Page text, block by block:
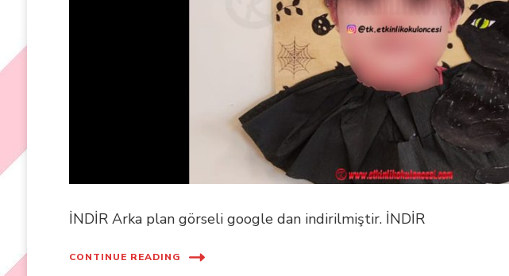
İNDİR Arka plan görseli google dan indirilmiştir. İNDİR
CONTINUE READING